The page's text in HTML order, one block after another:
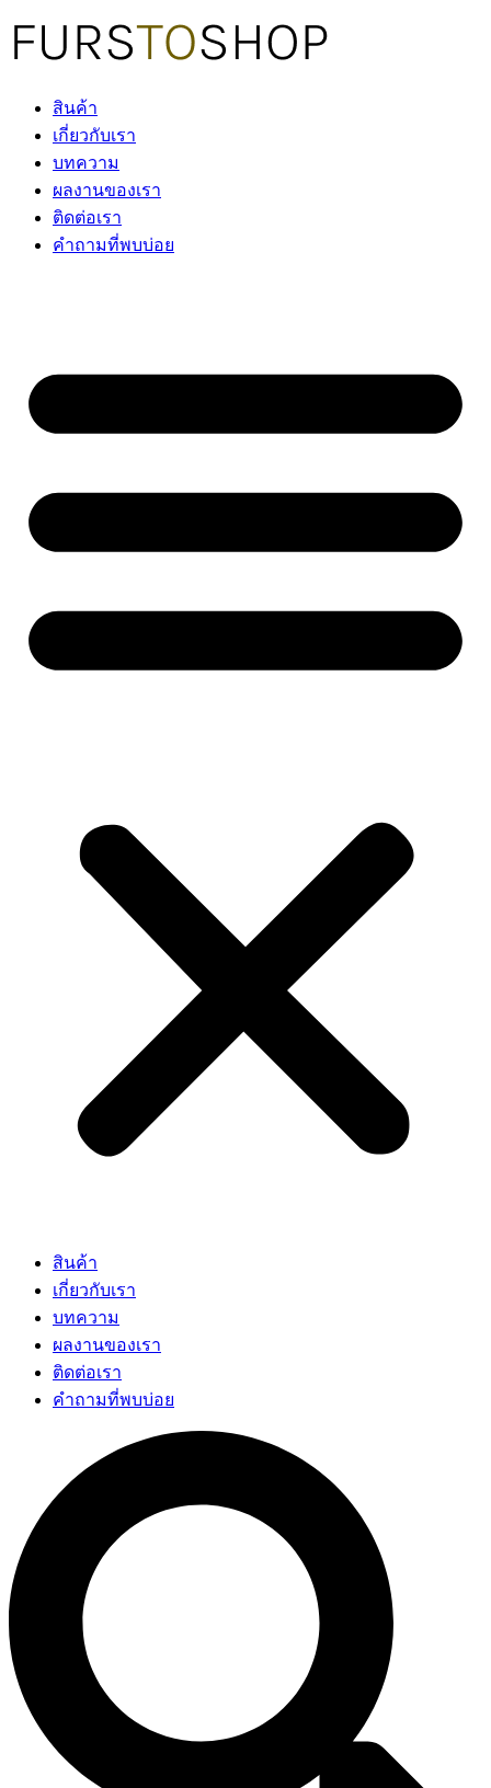
to
content
สินค้า
เกี่ยวกับเรา
บทความ
ผลงานของเรา
ติดต่อเรา
คำถามที่พบบ่อย
สินค้า
เกี่ยวกับเรา
บทความ
ผลงานของเรา
ติดต่อเรา
คำถามที่พบบ่อย